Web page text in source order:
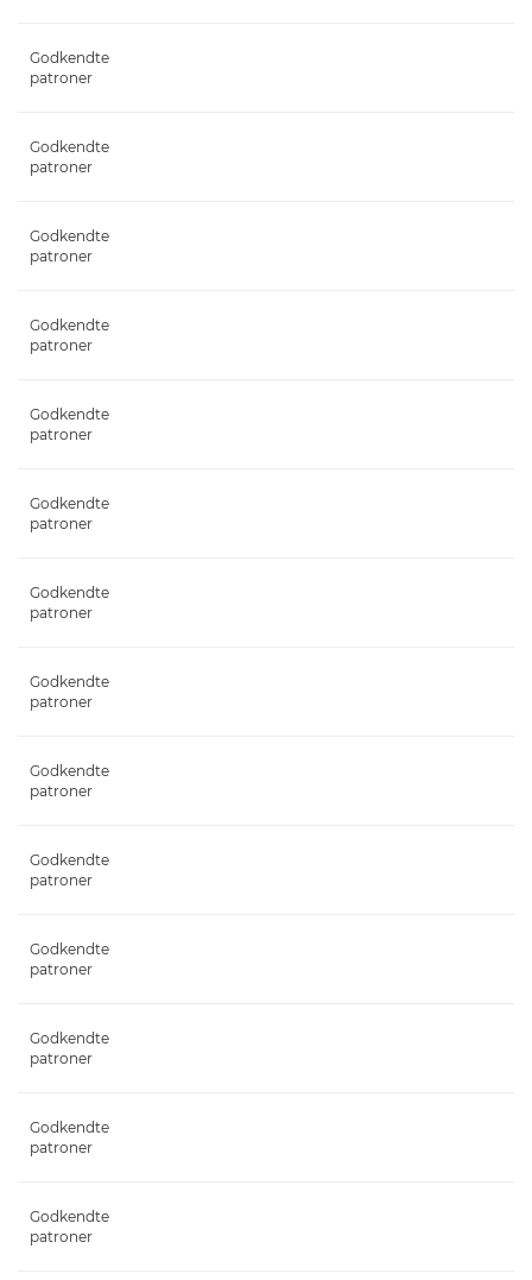
Godkendte
patroner
Godkendte
patroner
Godkendte
patroner
Godkendte
patroner
Godkendte
patroner
Godkendte
patroner
Godkendte
patroner
Godkendte
patroner
Godkendte
patroner
Godkendte
patroner
Godkendte
patroner
Godkendte
patroner
Godkendte
patroner
Godkendte
patroner